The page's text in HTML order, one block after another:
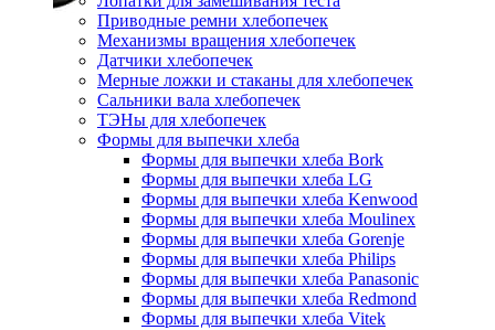
Приводные ремни хлебопечек
Механизмы вращения хлебопечек
Датчики хлебопечек
Мерные ложки и стаканы для хлебопечек
Сальники вала хлебопечек
ТЭНы для хлебопечек
Формы для выпечки хлеба
Формы для выпечки хлеба Bork
Формы для выпечки хлеба LG
Формы для выпечки хлеба Kenwood
Формы для выпечки хлеба Moulinex
Формы для выпечки хлеба Gorenje
Формы для выпечки хлеба Philips
Формы для выпечки хлеба Panasonic
Формы для выпечки хлеба Redmond
Формы для выпечки хлеба Vitek